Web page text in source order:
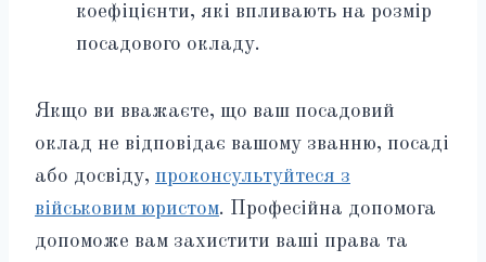
коефіцієнти, які впливають на розмір
посадового окладу.
Якщо ви вважаєте, що ваш посадовий
оклад не відповідає вашому званню, посаді
або досвіду, проконсультуйтеся з
військовим юристом. Професійна допомога
допоможе вам захистити ваші права та